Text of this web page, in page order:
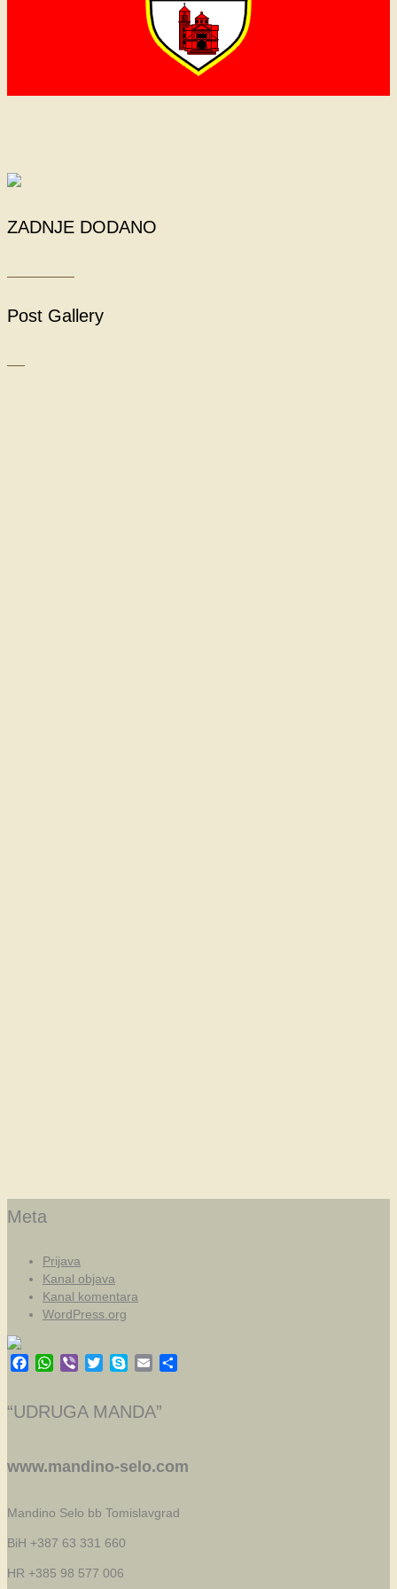
ZADNJE DODANO
Post Gallery
Meta
Prijava
Kanal objava
Kanal komentara
WordPress.org
Facebook
WhatsApp
Viber TwitterSkypeEmail
“UDRUGA MANDA”
www.mandino-selo.com
Mandino Selo bb Tomislavgrad
BiH +387 63 331 660
HR +385 98 577 006